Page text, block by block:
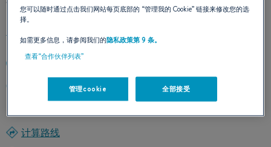
Port Chantereyne
50100 CHERBOURG
计算路线
您可以随时通过点击我们网站每页底部的 “管理我的 Cookie”链接来修改您的选
择。
如需更多信息，请参阅我们的隐私政策第 9 条。
查看“合作伙伴列表”
管理cookie 全部接受